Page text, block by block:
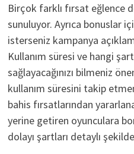
Birçok farklı fırsat eğlence
sunuluyor. Ayrıca bonuslar
isterseniz kampanya
Kullanım süresi ve hangi
sağlayacağınızı bilmeniz
kullanım süresini takip
bahis fırsatlarından
yerine getiren oyunculara
dolayı şartları detaylı